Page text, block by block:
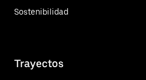
Sostenibilidad
Trayectos